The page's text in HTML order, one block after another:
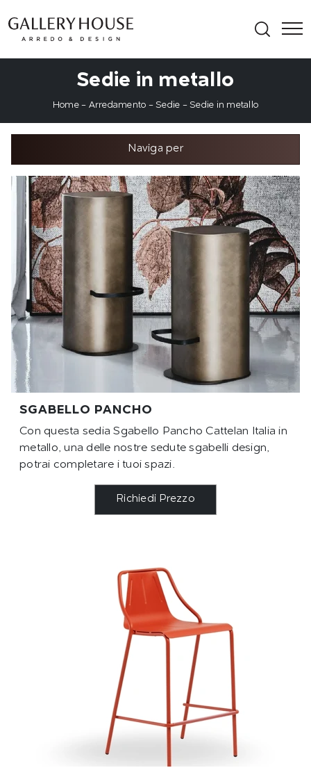
Sedie in metallo
Home- Arredamento -Sedie -Sedie in metallo
Naviga per
SGABELLO PANCHO
Con questa sedia Sgabello Pancho Cattelan Italia in
metallo, una delle nostre sedute sgabelli design,
potrai completare i tuoi spazi.
Richiedi Prezzo